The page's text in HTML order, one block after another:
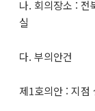
나. 회의장소 : 전
실
다. 부의안건
제1호의안 : 지점